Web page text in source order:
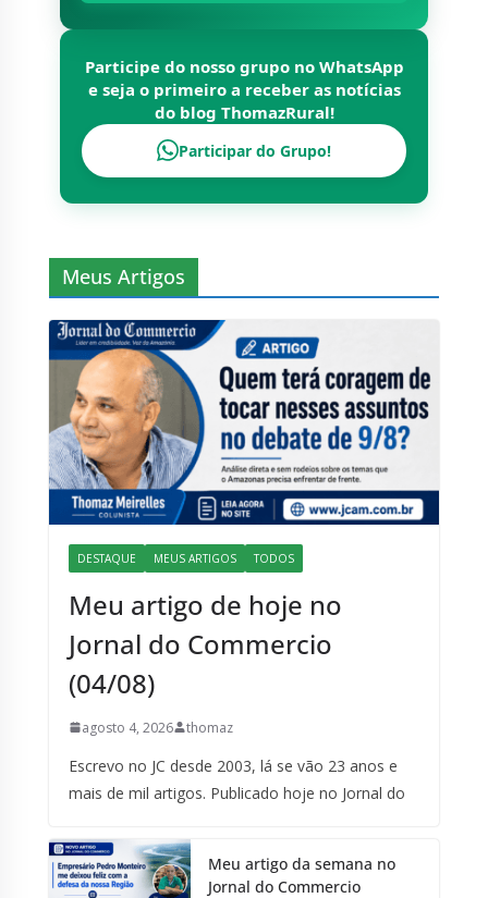
Participe do nosso grupo no WhatsApp
e seja o primeiro a receber as notícias
do blog ThomazRural!
Participar do Grupo!
Meus Artigos
DESTAQUE MEUS ARTIGOS TODOS
Meu artigo de hoje no
Jornal do Commercio
(04/08)
agosto 4, 2026 thomaz
Escrevo no JC desde 2003, lá se vão 23 anos e
mais de mil artigos. Publicado hoje no Jornal do
Meu artigo da semana no
Jornal do Commercio